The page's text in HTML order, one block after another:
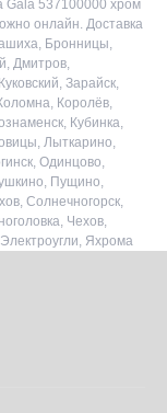
Gala 537100000 хром
онлайн. Доставка
Бронницы,
Дмитров,
Зарайск,
Королёв,
Кубинка,
Лыткарино,
Одинцово,
Пущино,
Солнечногорск,
Чехов,
Яхрома